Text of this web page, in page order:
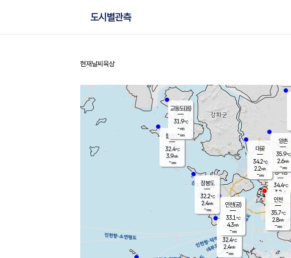
도시별관측
홈
현재날씨 육상
무의도
32.4℃
2.4m/s
-mm
볼음도
32.4℃
3.9m/s
-mm
장봉도
32.2℃
2.4m/s
-mm
경서동
34.4℃
3.2 m/s
-mm
대곶
34.2℃
2.2m/s
-mm
양촌
35.9℃
2.6m/s
-mm
인천(공)
33.1℃
4.3m/s
-mm
교동도(음)
31.9℃
-m/s
-mm
인천
35.7℃
2.8m/s
-mm